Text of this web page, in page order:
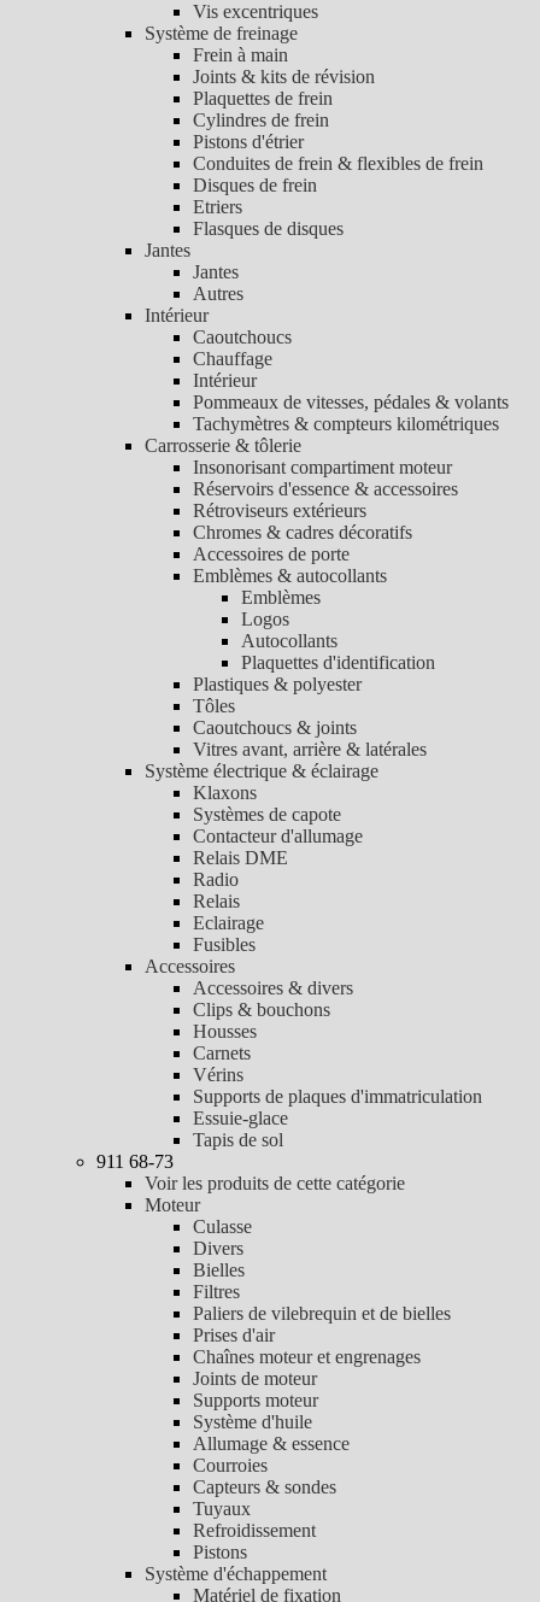
Vis excentriques
Système de freinage
Frein à main
Joints & kits de révision
Plaquettes de frein
Cylindres de frein
Pistons d'étrier
Conduites de frein & flexibles de frein
Disques de frein
Etriers
Flasques de disques
Jantes
Jantes
Autres
Intérieur
Caoutchoucs
Chauffage
Intérieur
Pommeaux de vitesses, pédales & volants
Tachymètres & compteurs kilométriques
Carrosserie & tôlerie
Insonorisant compartiment moteur
Réservoirs d'essence & accessoires
Rétroviseurs extérieurs
Chromes & cadres décoratifs
Accessoires de porte
Emblèmes & autocollants
Emblèmes
Logos
Autocollants
Plaquettes d'identification
Plastiques & polyester
Tôles
Caoutchoucs & joints
Vitres avant, arrière & latérales
Système électrique & éclairage
Klaxons
Systèmes de capote
Contacteur d'allumage
Relais DME
Radio
Relais
Eclairage
Fusibles
Accessoires
Accessoires & divers
Clips & bouchons
Housses
Carnets
Vérins
Supports de plaques d'immatriculation
Essuie-glace
Tapis de sol
911 68-73
Voir les produits de cette catégorie
Moteur
Culasse
Divers
Bielles
Filtres
Paliers de vilebrequin et de bielles
Prises d'air
Chaînes moteur et engrenages
Joints de moteur
Supports moteur
Système d'huile
Allumage & essence
Courroies
Capteurs & sondes
Tuyaux
Refroidissement
Pistons
Système d'échappement
Matériel de fixation